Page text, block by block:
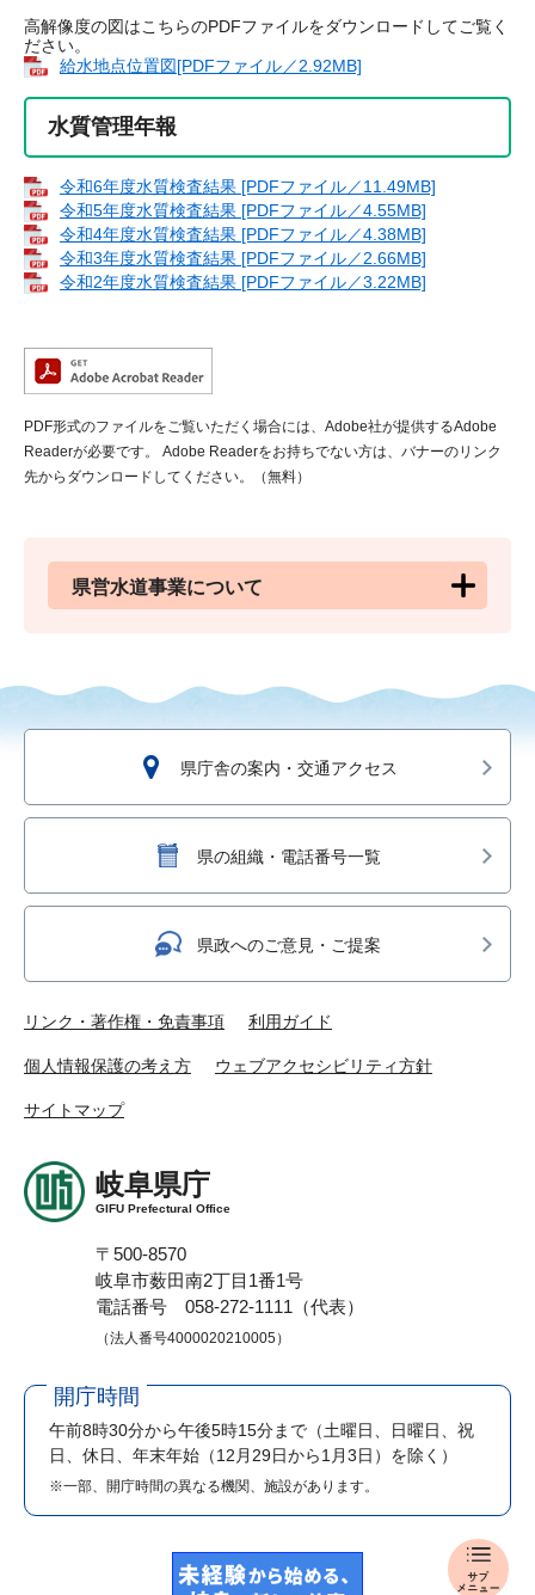
岐
高解像度の図はこちらのPDFファイルをダウンロードしてご覧く
ださい。
給水地点位置図[PDFファイル／2.92MB]
水質管理年報
令和6年度水質検査結果 [PDFファイル／11.49MB]
令和5年度水質検査結果 [PDFファイル／4.55MB]
令和4年度水質検査結果 [PDFファイル／4.38MB]
​令和3年度水質検査結果 [PDFファイル／2.66MB]
令和2年度水質検査結果 [PDFファイル／3.22MB]
PDF形式のファイルをご覧いただく場合には、Adobe社が提供するAdobe
Readerが必要です。
Adobe Readerをお持ちでない方は、バナーのリンク
先からダウンロードしてください。（無料）
県営水道事業について
県庁舎の案内・交通アクセス
県の組織・電話番号一覧
県政へのご意見・ご提案
リンク・著作権・免責事項 利用ガイド
個人情報保護の考え方 ウェブアクセシビリティ方針
サイトマップ
岐阜県庁
GIFU Prefectural Office
〒500-8570
岐阜市薮田南2丁目1番1号
電話番号 058-272-1111（代表）
（法人番号4000020210005）
開庁時間
午前8時30分から午後5時15分まで （土曜日、日曜日、祝
日、休日、年末年始（12月29日から1月3日）を除く）
※一部、開庁時間の異なる機関、施設があります。